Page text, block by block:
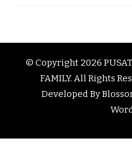
© Copyright 2026
FAMILY. All Rights
Developed By